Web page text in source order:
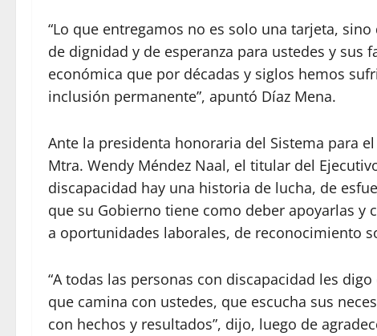
“Lo que entregamos no es solo una tarjeta,
de dignidad y de esperanza para ustedes y sus
económica que por décadas y siglos hemos
inclusión permanente”, apuntó Díaz Mena.
Ante la presidenta honoraria del Sistema para
Mtra. Wendy Méndez Naal, el titular del
discapacidad hay una historia de lucha, de
que su Gobierno tiene como deber apoyarlas y
a oportunidades laborales, de reconocimiento
“A todas las personas con discapacidad les
que camina con ustedes, que escucha sus
con hechos y resultados”, dijo, luego de